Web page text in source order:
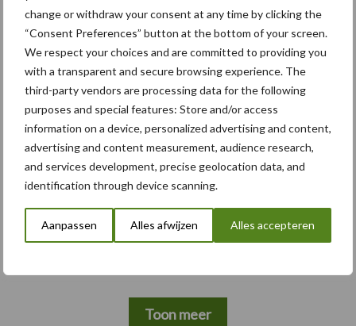
change or withdraw your consent at any time by clicking the
“Consent Preferences” button at the bottom of your screen.
We respect your choices and are committed to providing you
with a transparent and secure browsing experience. The
third-party vendors are processing data for the following
purposes and special features: Store and/or access
information on a device, personalized advertising and content,
advertising and content measurement, audience research,
and services development, precise geolocation data, and
identification through device scanning.
Aanpassen Alles afwijzen Alles accepteren
Themapagina's
Bemesting Gewas & ruwvoer Loonwerk
Case-IH
Toon meer